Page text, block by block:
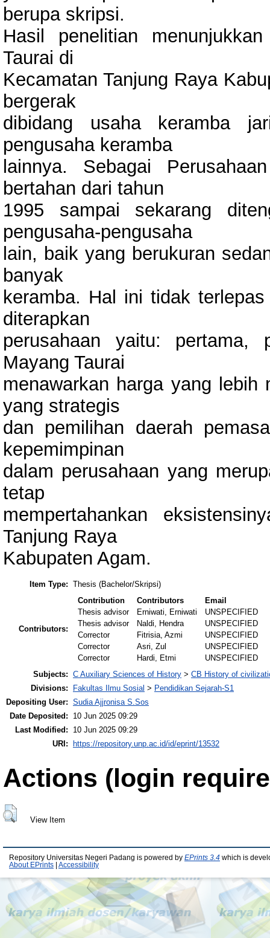
berupa skripsi.
Hasil penelitian
Taurai di
Kecamatan Tanjung Raya
bergerak
dibidang usaha keramba
pengusaha keramba
lainnya. Sebagai
bertahan dari tahun
1995 sampai sekarang
pengusaha-pengusaha
lain, baik yang berukuran
banyak
keramba. Hal ini tidak
diterapkan
perusahaan yaitu: pertama,
Mayang Taurai
menawarkan harga yang
yang strategis
dan pemilihan daerah
kepemimpinan
dalam perusahaan yang
tetap
mempertahankan
Tanjung Raya
Kabupaten Agam.
Item Type: Thesis (Bachelor/Skripsi)
Contributors:
Contribution Contributors
Email
Thesis advisor
Erniwati, Erniwati
UNSPECIFIED
Thesis advisor
Naldi, Hendra
UNSPECIFIED
Corrector
Fitrisia, Azmi
UNSPECIFIED
Corrector
Asri, Zul
UNSPECIFIED
Corrector
Hardi, Etmi
UNSPECIFIED
Subjects: C Auxiliary Sciences of History > CB History of
Divisions:
Fakultas Ilmu Sosial > Pendidikan Sejarah-S1
Depositing User: Sudia Ajjronisa S.Sos
Date Deposited:
10 Jun 2025 09:29
Last Modified:
10 Jun 2025 09:29
URI:
https://repository.unp.ac.id/id/eprint/13532
Actions (login
View Item
Repository Universitas Negeri Padang is powered by EPrints 3.4 which is
About EPrints
Accessibility